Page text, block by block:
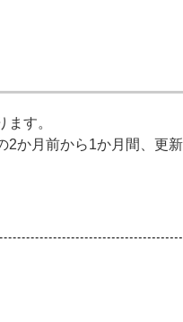
す。
か月前から1か月間、更